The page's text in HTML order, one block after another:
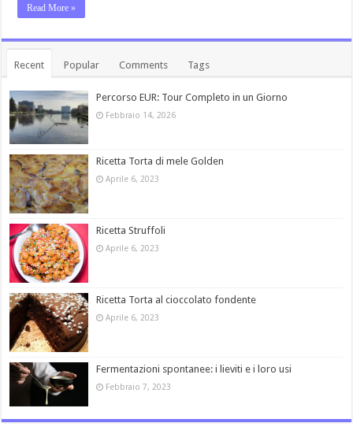
Read More »
Recent Popular Comments Tags
Percorso EUR: Tour Completo in un Giorno
Febbraio 14, 2026
Ricetta Torta di mele Golden
Aprile 6, 2023
Ricetta Struffoli
Aprile 6, 2023
Ricetta Torta al cioccolato fondente
Aprile 6, 2023
Fermentazioni spontanee: i lieviti e i loro usi
Febbraio 7, 2023